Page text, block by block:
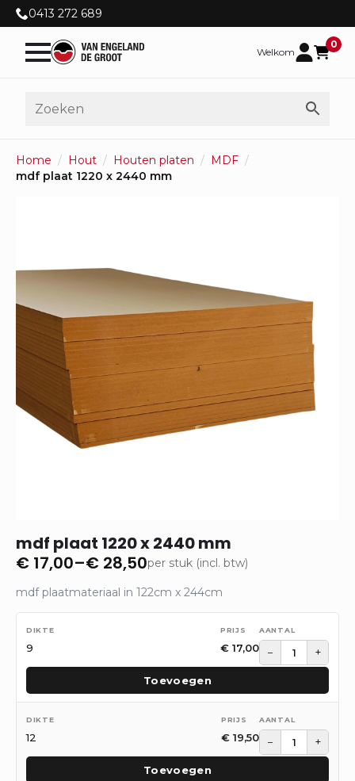
0413 272 689
Welkom
0
Home Hout Houten platen
MDF
mdf plaat 1220 x 2440 mm
mdf plaat 1220 x 2440 mm
€ 17,00–€ 28,50
Prijsklasse:
€ 17,00
tot
€ 28,50
per stuk (incl. btw)
mdf plaatmateriaal in 122cm x 244cm
9 € 17,00 − +
Toevoegen
12 € 19,50 − +
Toevoegen